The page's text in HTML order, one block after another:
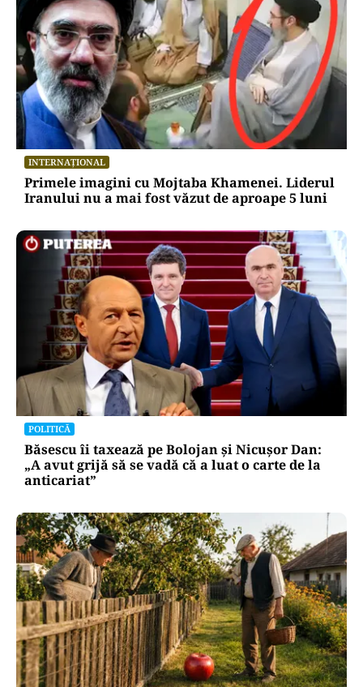
INTERNAȚIONAL
Primele imagini cu Mojtaba Khamenei. Liderul
Iranului nu a mai fost văzut de aproape 5 luni
POLITICĂ
Băsescu îi taxează pe Bolojan și Nicușor Dan:
„A avut grijă să se vadă că a luat o carte de la
anticariat”